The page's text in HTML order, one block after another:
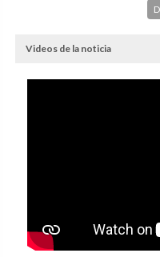
Videos de la noticia